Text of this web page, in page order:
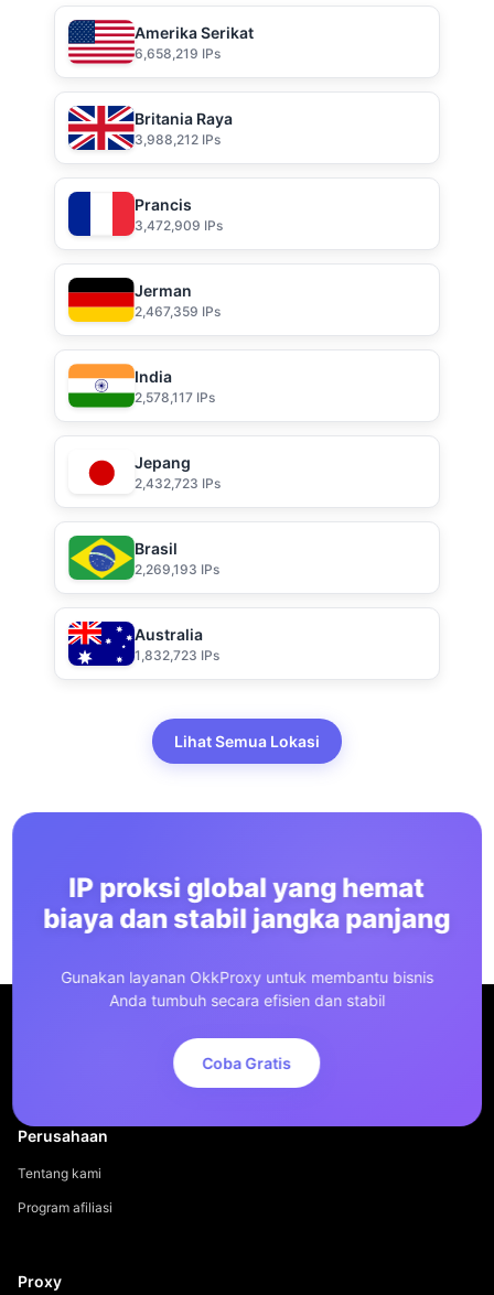
Amerika Serikat
6,658,219 IPs
Britania Raya
3,988,212 IPs
Prancis
3,472,909 IPs
Jerman
2,467,359 IPs
India
2,578,117 IPs
Jepang
2,432,723 IPs
Brasil
2,269,193 IPs
Australia
1,832,723 IPs
Lihat Semua Lokasi
IP proksi global yang hemat
biaya dan stabil jangka panjang
Gunakan layanan OkkProxy untuk membantu bisnis
Anda tumbuh secara efisien dan stabil
Coba Gratis
Perusahaan
Tentang kami
Program afiliasi
Proxy